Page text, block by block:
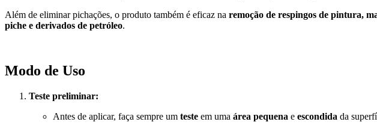
Além de eliminar pichações, o produto também é eficaz na remoção de respingos de pintura,
piche e derivados de petróleo.
Modo de Uso
Teste preliminar:
Antes de aplicar, faça sempre um teste em uma área pequena e escondida da